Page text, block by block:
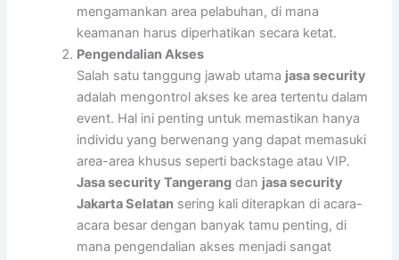
mengamankan area pelabuhan, di mana
keamanan harus diperhatikan secara ketat.
Pengendalian Akses
Salah satu tanggung jawab utama jasa security
adalah mengontrol akses ke area tertentu dalam
event. Hal ini penting untuk memastikan hanya
individu yang berwenang yang dapat memasuki
area-area khusus seperti backstage atau VIP.
Jasa security Tangerang dan jasa security
Jakarta Selatan sering kali diterapkan di acara-
acara besar dengan banyak tamu penting, di
mana pengendalian akses menjadi sangat